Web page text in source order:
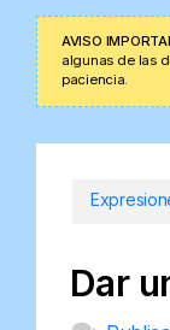
AVISO
algunas de las
paciencia.
Dar